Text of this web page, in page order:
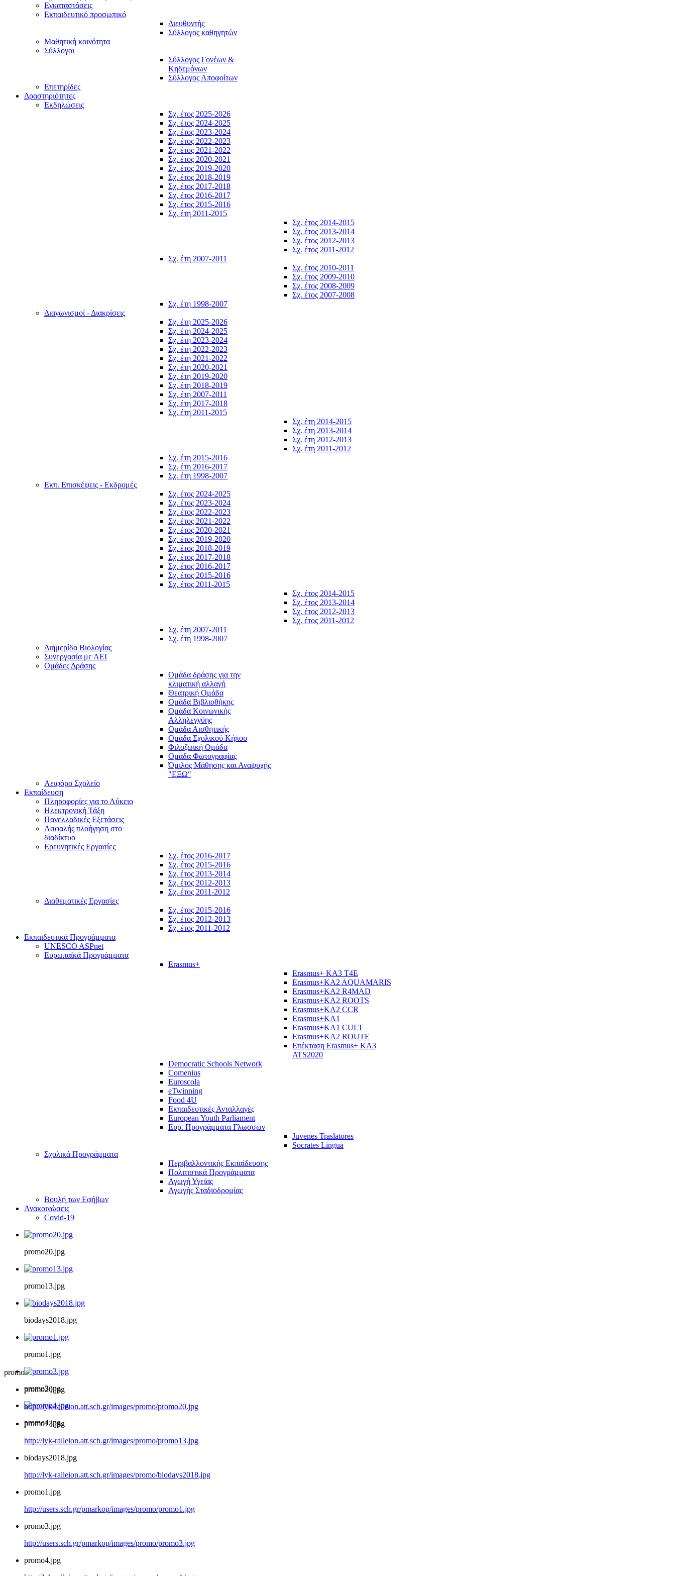
Εγκαταστάσεις
Εκπαιδευτικό προσωπικό
Διευθυντής
Σύλλογος καθηγητών
Μαθητική κοινότητα
Σύλλογοι
Σύλλογος Γονέων &
Κηδεμόνων
Σύλλογος Αποφοίτων
Επετηρίδες
Δραστηριότητες
Εκδηλώσεις
Σχ. έτος 2025-2026
Σχ. έτος 2024-2025
Σχ. έτος 2023-2024
Σχ. έτος 2022-2023
Σχ. έτος 2021-2022
Σχ. έτος 2020-2021
Σχ. έτος 2019-2020
Σχ. έτος 2018-2019
Σχ. έτος 2017-2018
Σχ. έτος 2016-2017
Σχ. έτος 2015-2016
Σχ. έτη 2011-2015
Σχ. έτος 2014-2015
Σχ. έτος 2013-2014
Σχ. έτος 2012-2013
Σχ. έτος 2011-2012
Σχ. έτη 2007-2011
Σχ. έτος 2010-2011
Σχ. έτος 2009-2010
Σχ. έτος 2008-2009
Σχ. έτος 2007-2008
Σχ. έτη 1998-2007
Διαγωνισμοί - Διακρίσεις
Σχ. έτη 2025-2026
Σχ. έτη 2024-2025
Σχ. έτη 2023-2024
Σχ. έτη 2022-2023
Σχ. έτη 2021-2022
Σχ. έτη 2020-2021
Σχ. έτη 2019-2020
Σχ. έτη 2018-2019
Σχ. έτη 2007-2011
Σχ. έτη 2017-2018
Σχ. έτη 2011-2015
Σχ. έτη 2014-2015
Σχ. έτη 2013-2014
Σχ. έτη 2012-2013
Σχ. έτη 2011-2012
Σχ. έτη 2015-2016
Σχ. έτη 2016-2017
Σχ. έτη 1998-2007
Εκπ. Επισκέψεις - Εκδρομές
Σχ. έτος 2024-2025
Σχ. έτος 2023-2024
Σχ. έτος 2022-2023
Σχ. έτος 2021-2022
Σχ. έτος 2020-2021
Σχ. έτος 2019-2020
Σχ. έτος 2018-2019
Σχ. έτος 2017-2018
Σχ. έτος 2016-2017
Σχ. έτος 2015-2016
Σχ. έτος 2011-2015
Σχ. έτος 2014-2015
Σχ. έτος 2013-2014
Σχ. έτος 2012-2013
Σχ. έτος 2011-2012
Σχ. έτη 2007-2011
Σχ. έτη 1998-2007
Διημερίδα Βιολογίας
Συνεργασία με ΑΕΙ
Ομάδες Δράσης
Ομάδα δράσης για την
κλιματική αλλαγή
Θεατρική Ομάδα
Ομάδα Βιβλιοθήκης
Ομάδα Κοινωνικής
Αλληλεγγύης
Ομάδα Αισθητικής
Ομάδα Σχολικού Κήπου
Φιλοζωική Ομάδα
Ομάδα Φωτογραφίας
Όμιλος Μάθησης και Αναψυχής
"ΕΞΩ"
Αειφόρο Σχολείο
Εκπαίδευση
Πληροφορίες για το Λύκειο
Ηλεκτρονική Τάξη
Πανελλαδικές Εξετάσεις
Ασφαλής πλοήγηση στο
διαδίκτυο
Ερευνητικές Εργασίες
Σχ. έτος 2016-2017
Σχ. έτος 2015-2016
Σχ. έτος 2013-2014
Σχ. έτος 2012-2013
Σχ. έτος 2011-2012
Διαθεματικές Εργασίες
Σχ. έτος 2015-2016
Σχ. έτος 2012-2013
Σχ. έτος 2011-2012
Εκπαιδευτικά Προγράμματα
UNESCO ASPnet
Ευρωπαϊκά Προγράμματα
Erasmus+
Erasmus+ KA3 T4E
Erasmus+KA2 AQUAMARIS
Εrasmus+KA2 R4MAD
Erasmus+KA2 ROOTS
Erasmus+KA2 CCR
Erasmus+KA1
Erasmus+KA1 CULT
Erasmus+KA2 ROUTE
Επέκταση Erasmus+ KA3
ATS2020
Democratic Schools Network
Comenius
Euroscola
eTwinning
Food 4U
Εκπαιδευτικές Ανταλλαγές
European Youth Parliament
Ευρ. Προγράμματα Γλωσσών
Juvenes Traslatores
Socrates Lingua
Σχολικά Προγράμματα
Περιβαλλοντικής Εκπαίδευσης
Πολιτιστικά Προγράμματα
Αγωγή Υγείας
Αγωγής Σταδιοδρομίας
Βουλή των Εφήβων
Ανακοινώσεις
Covid-19
promo20.jpg
promo13.jpg
biodays2018.jpg
promo1.jpg
promo3.jpg
promo4.jpg
promo
promo20.jpg
http://lyk-ralleion.att.sch.gr/images/promo/promo20.jpg
promo13.jpg
http://lyk-ralleion.att.sch.gr/images/promo/promo13.jpg
biodays2018.jpg
http://lyk-ralleion.att.sch.gr/images/promo/biodays2018.jpg
promo1.jpg
http://users.sch.gr/pmarkop/images/promo/promo1.jpg
promo3.jpg
http://users.sch.gr/pmarkop/images/promo/promo3.jpg
promo4.jpg